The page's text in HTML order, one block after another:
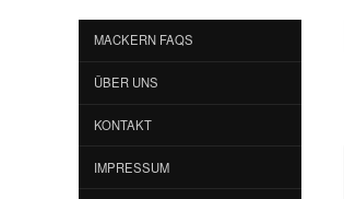
MACKERN FAQS
ÜBER UNS
KONTAKT
IMPRESSUM